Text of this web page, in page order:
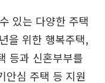
있는 다양한 주택
을 위한 행복주택,
등과 신혼부부를
안심 주택 등 지원